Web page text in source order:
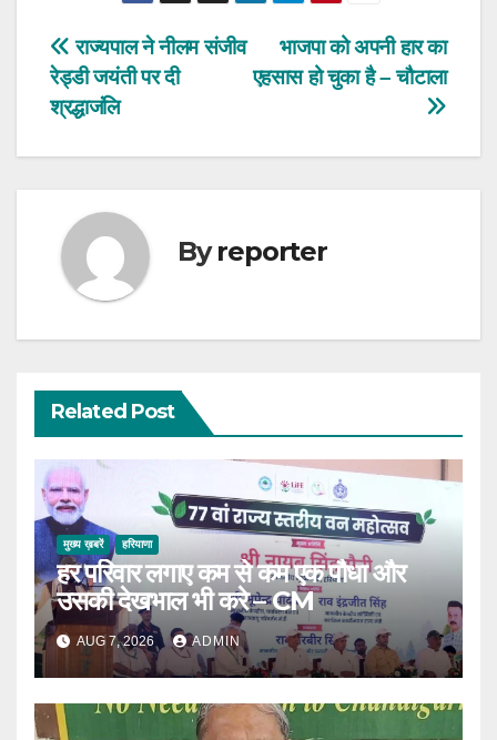
Post
navigation
भाजपा को अपनी हार का
एहसास हो चुका है – चौटाला
राज्यपाल ने नीलम संजीव
रेड्डी जयंती पर दी
श्रद्धाजंलि
Byreporter
Related Post
मुख्य ख़बरें हरियाणा
हर परिवार लगाए कम से कम एक पौधा और
उसकी देखभाल भी करे – CM
AUG 7, 2026 ADMIN